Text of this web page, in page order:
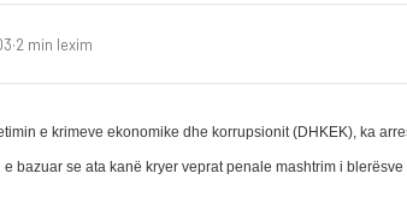
·2 min lexim
e krimeve ekonomike dhe korrupsionit (DHKEK), ka
bazuar se ata kanë kryer veprat penale mashtrim i